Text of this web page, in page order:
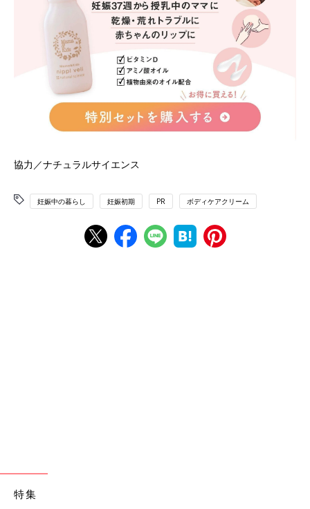
協力／ナチュラルサイエンス
妊娠中の暮らし 妊娠初期 PR ボディケアクリーム
特集